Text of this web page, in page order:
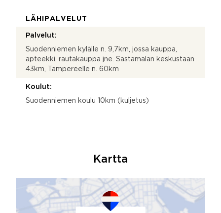
LÄHIPALVELUT
Palvelut:
Suodenniemen kylälle n. 9,7km, jossa kauppa,
apteekki, rautakauppa jne. Sastamalan keskustaan
43km, Tampereelle n. 60km
Koulut:
Suodenniemen koulu 10km (kuljetus)
Kartta